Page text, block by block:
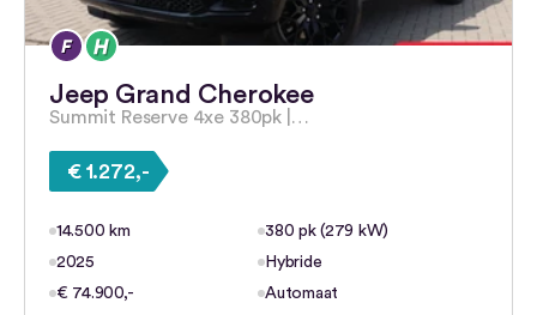
Jeep Grand Cherokee
Summit Reserve 4xe 380pk |…
€ 1.272,-
14.500 km
380 pk (279 kW)
2025
Hybride
€ 74.900,-
Automaat